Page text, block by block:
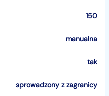
150
manualna
tak
sprowadzony z zagranicy